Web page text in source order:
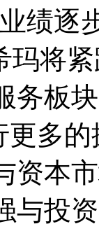
绩逐
玛将
务板
多
资本
与投